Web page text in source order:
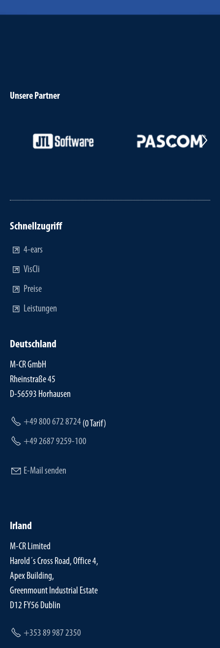
Unsere Partner
Schnellzugriff
4-ears
VisCli
Preise
Leistungen
Deutschland
M-CR GmbH
Rheinstraße 45
D-56593 Horhausen
+49 800 672 8724 (0 Tarif)
+49 2687 9259-100
E-Mail senden
Irland
M-CR Limited
Harold´s Cross Road, Office 4,
Apex Building,
Greenmount Industrial Estate
D12 FY56 Dublin
+353 89 987 2350